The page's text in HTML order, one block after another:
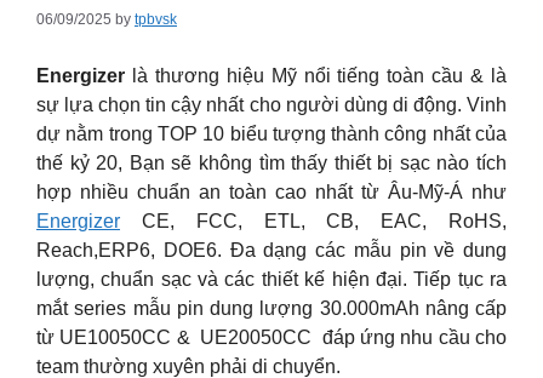
06/09/2025 by tpbvsk
Energizer là thương hiệu Mỹ nổi tiếng toàn cầu & là
sự lựa chọn tin cậy nhất cho người dùng di động. Vinh
dự nằm trong TOP 10 biểu tượng thành công nhất của
thế kỷ 20, Bạn sẽ không tìm thấy thiết bị sạc nào tích
hợp nhiều chuẩn an toàn cao nhất từ Âu-Mỹ-Á như
Energizer CE, FCC, ETL, CB, EAC, RoHS,
Reach,ERP6, DOE6. Đa dạng các mẫu pin về dung
lượng, chuẩn sạc và các thiết kế hiện đại. Tiếp tục ra
mắt series mẫu pin dung lượng 30.000mAh nâng cấp
từ UE10050CC & UE20050CC đáp ứng nhu cầu cho
team thường xuyên phải di chuyển.